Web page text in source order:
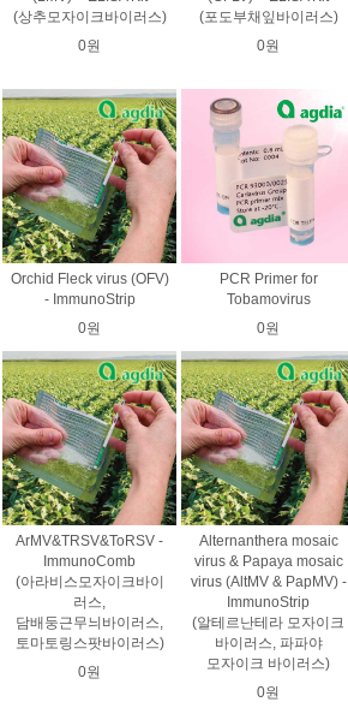
(상추모자이크바이러스)
0원
(포도부채잎바이러스)
0원
Orchid Fleck virus (OFV)
- ImmunoStrip
0원
PCR Primer for
Tobamovirus
0원
ArMV&TRSV&ToRSV -
ImmunoComb
(아라비스모자이크바이
러스,
담배둥근무늬바이러스,
토마토링스팟바이러스)
0원
Alternanthera mosaic
virus & Papaya mosaic
virus (AltMV & PapMV) -
ImmunoStrip
(알테르난테라 모자이크
바이러스, 파파야
모자이크 바이러스)
0원